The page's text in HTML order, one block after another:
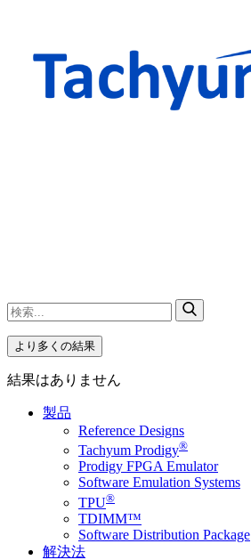
より多くの結果
結果はありません
製品
Reference Designs
Tachyum Prodigy®
Prodigy FPGA Emulator
Software Emulation Systems
TPU®
TDIMM™
Software Distribution Package
解決法